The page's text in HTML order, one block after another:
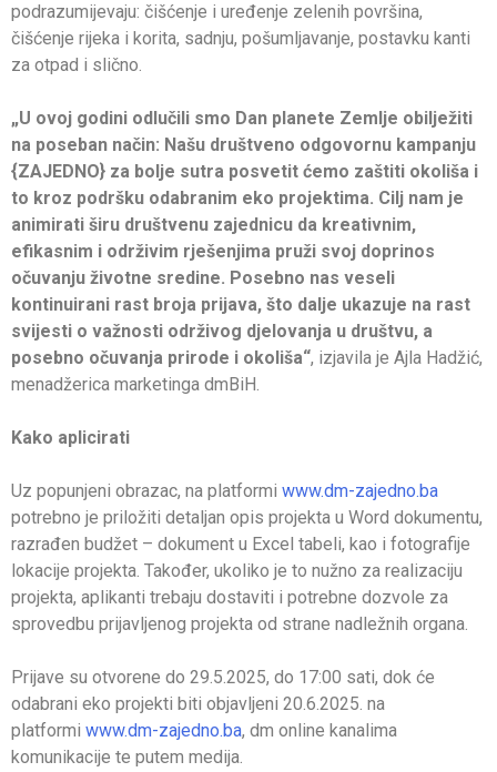
podrazumijevaju: čišćenje i uređenje zelenih površina,
čišćenje rijeka i korita, sadnju, pošumljavanje, postavku kanti
za otpad i slično.
„U ovoj godini odlučili smo Dan planete Zemlje obilježiti
na poseban način: Našu društveno odgovornu kampanju
{ZAJEDNO} za bolje sutra posvetit ćemo zaštiti okoliša i
to kroz podršku odabranim eko projektima. Cilj nam je
animirati širu društvenu zajednicu da kreativnim,
efikasnim i održivim rješenjima pruži svoj doprinos
očuvanju životne sredine. Posebno nas veseli
kontinuirani rast broja prijava, što dalje ukazuje na rast
svijesti o važnosti održivog djelovanja u društvu, a
posebno očuvanja prirode i okoliša“, izjavila je Ajla Hadžić,
menadžerica marketinga dmBiH.
Kako aplicirati
Uz popunjeni obrazac, na platformi www.dm-zajedno.ba
potrebno je priložiti detaljan opis projekta u Word dokumentu,
razrađen budžet – dokument u Excel tabeli, kao i fotografije
lokacije projekta. Također, ukoliko je to nužno za realizaciju
projekta, aplikanti trebaju dostaviti i potrebne dozvole za
sprovedbu prijavljenog projekta od strane nadležnih organa.
Prijave su otvorene do 29.5.2025, do 17:00 sati, dok će
odabrani eko projekti biti objavljeni 20.6.2025. na
platformi www.dm-zajedno.ba, dm online kanalima
komunikacije te putem medija.